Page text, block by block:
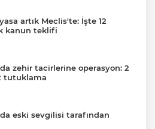
artık Meclis'te: İşte 12
kanun teklifi
zehir tacirlerine operasyon: 2
tutuklama
eski sevgilisi tarafından